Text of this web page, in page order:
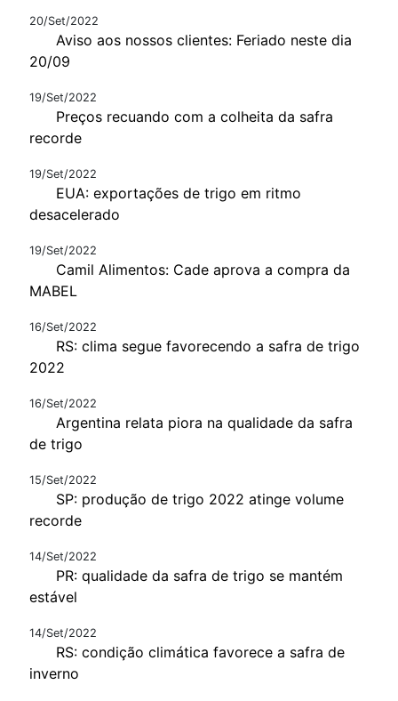
20/Set/2022
Aviso aos nossos clientes: Feriado neste dia
20/09
19/Set/2022
Preços recuando com a colheita da safra
recorde
19/Set/2022
EUA: exportações de trigo em ritmo
desacelerado
19/Set/2022
Camil Alimentos: Cade aprova a compra da
MABEL
16/Set/2022
RS: clima segue favorecendo a safra de trigo
2022
16/Set/2022
Argentina relata piora na qualidade da safra
de trigo
15/Set/2022
SP: produção de trigo 2022 atinge volume
recorde
14/Set/2022
PR: qualidade da safra de trigo se mantém
estável
14/Set/2022
RS: condição climática favorece a safra de
inverno